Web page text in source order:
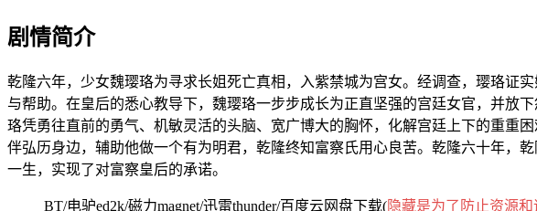
剧情简介
乾隆六年，少女魏璎珞为寻求长姐死亡真相，入紫禁城为宫女。经调查，璎珞证
与帮助。在皇后的悉心教导下，魏璎珞一步步成长为正直坚强的宫廷女官，并放
珞凭勇往直前的勇气、机敏灵活的头脑、宽广博大的胸怀，化解宫廷上下的重重
伴弘历身边，辅助他做一个有为明君，乾隆终知富察氏用心良苦。乾隆六十年，
一生，实现了对富察皇后的承诺。
BT/电驴ed2k/磁力magnet/迅雷thunder/百度云网盘下载(隐藏是为了防止资源